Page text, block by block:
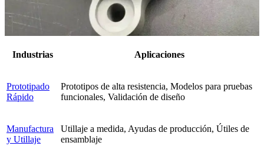
Industrias Aplicaciones
Prototipado
Rápido
Prototipos de alta resistencia, Modelos para pruebas
funcionales, Validación de diseño
Manufactura
y Utillaje
Utillaje a medida, Ayudas de producción, Útiles de
ensamblaje